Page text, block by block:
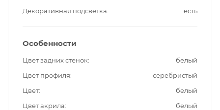
Декоративная подсветка
есть
Особенности
Цвет задних стенок
белый
Цвет профиля
серебристый
Цвет
белый
Цвет акрила
белый